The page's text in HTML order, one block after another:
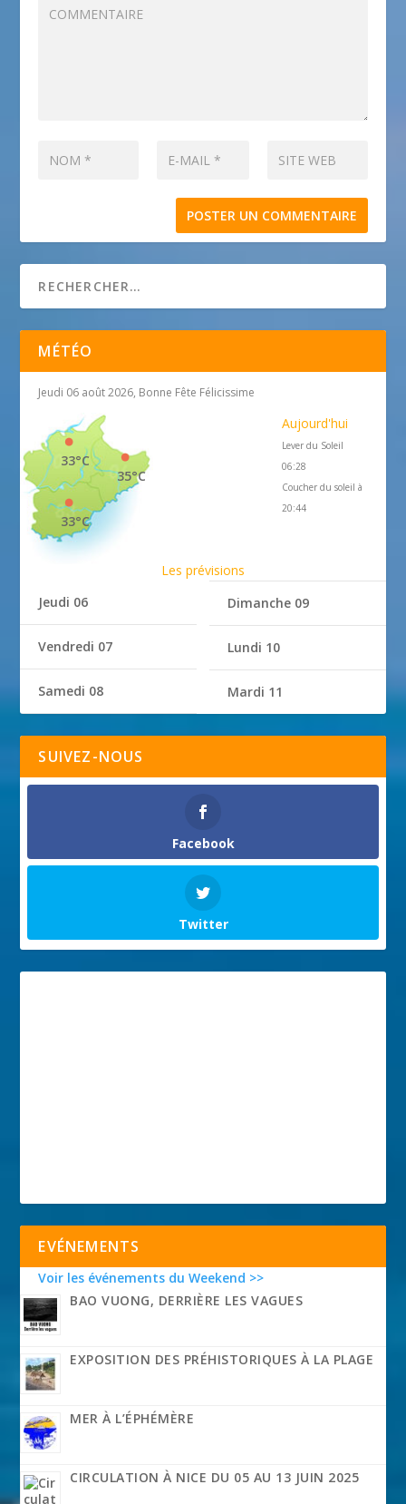
MÉTÉO
Jeudi 06 août 2026, Bonne Fête Félicissime
35°C
33°C
33°C
Aujourd'hui
Lever du Soleil
06:28
Coucher du soleil à
20:44
Les prévisions
Jeudi 06
Vendredi 07
Samedi 08
Dimanche 09
Lundi 10
Mardi 11
SUIVEZ-NOUS
Facebook
Twitter
EVÉNEMENTS
Voir les événements du Weekend >>
BAO VUONG, DERRIÈRE LES VAGUES
EXPOSITION DES PRÉHISTORIQUES À LA PLAGE
MER À L’ÉPHÉMÈRE
CIRCULATION À NICE DU 05 AU 13 JUIN 2025